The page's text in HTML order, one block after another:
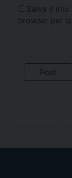
Salva il
browser per